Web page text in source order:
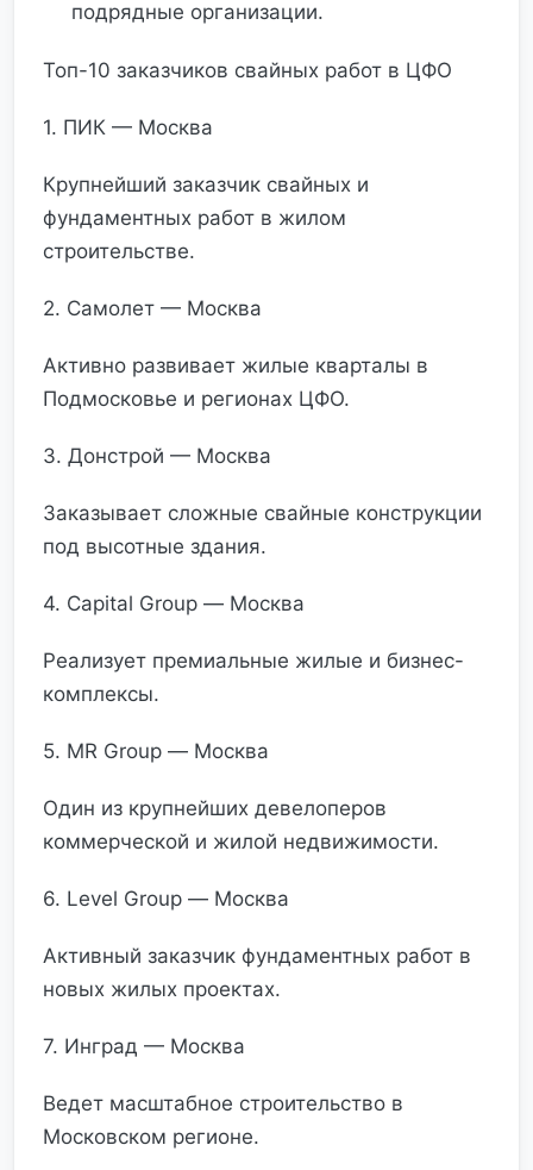
подрядные организации.
Топ-10 заказчиков свайных работ в ЦФО
1. ПИК — Москва
Крупнейший заказчик свайных и
фундаментных работ в жилом
строительстве.
2. Самолет — Москва
Активно развивает жилые кварталы в
Подмосковье и регионах ЦФО.
3. Донстрой — Москва
Заказывает сложные свайные конструкции
под высотные здания.
4. Capital Group — Москва
Реализует премиальные жилые и бизнес-
комплексы.
5. MR Group — Москва
Один из крупнейших девелоперов
коммерческой и жилой недвижимости.
6. Level Group — Москва
Активный заказчик фундаментных работ в
новых жилых проектах.
7. Инград — Москва
Ведет масштабное строительство в
Московском регионе.